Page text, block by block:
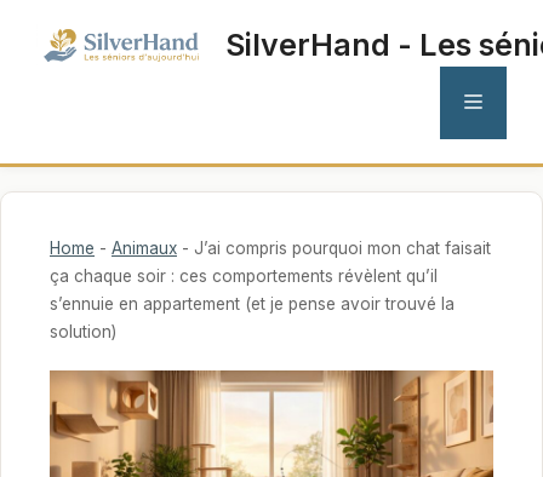
SilverHand - Les
MENU
Home - Animaux - J’ai compris pourquoi mon chat faisait
ça chaque soir : ces comportements révèlent qu’il
s’ennuie en appartement (et je pense avoir trouvé la
solution)